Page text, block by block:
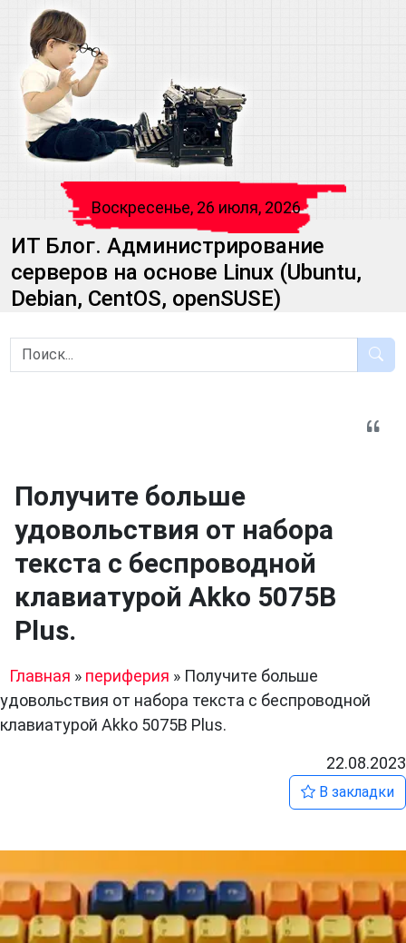
Воскресенье, 26 июля, 2026
ИТ Блог. Администрирование
серверов на основе Linux (Ubuntu,
Debian, CentOS, openSUSE)
Получите больше
удовольствия от набора
текста с беспроводной
клавиатурой Akko 5075B
Plus.
Главная » периферия » Получите больше
удовольствия от набора текста с беспроводной
клавиатурой Akko 5075B Plus.
22.08.2023
В закладки